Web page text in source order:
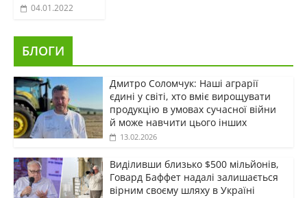
04.01.2022
БЛОГИ
Дмитро Соломчук: Наші аграрії
єдині у світі, хто вміє вирощувати
продукцію в умовах сучасної війни
й може навчити цього інших
13.02.2026
Виділивши близько $500 мільйонів,
Говард Баффет надалі залишається
вірним своєму шляху в Україні